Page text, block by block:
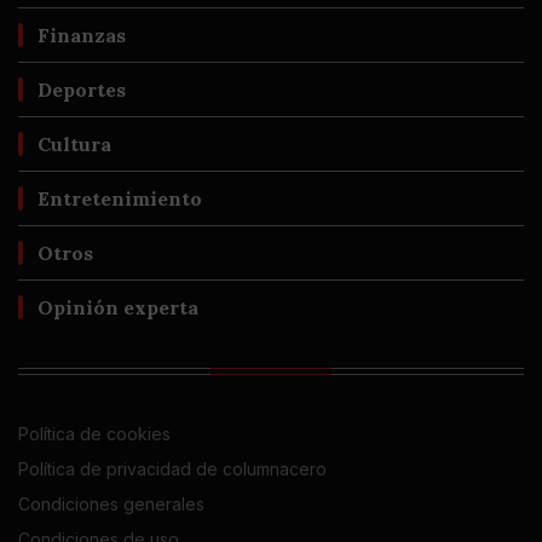
Finanzas
Deportes
Cultura
Entretenimiento
Otros
Opinión experta
Política de cookies
Política de privacidad de columnacero
Condiciones generales